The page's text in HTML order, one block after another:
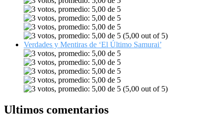
(5,00 out of 5)
Verdades y Mentiras de ‘El Último Samurai’
(5,00 out of 5)
Ultimos comentarios